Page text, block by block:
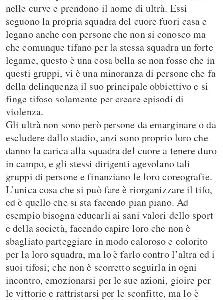
nelle curve e prendono il nome di ultrà. Essi
seguono la propria squadra del cuore fuori casa e
legano anche con persone che non si conosco ma
che comunque tifano per la stessa squadra un forte
legame, questo è una cosa bella se non fosse che in
questi gruppi, vi è una minoranza di persone che fa
della delinquenza il suo principale obbiettivo e si
finge tifoso solamente per creare episodi di
violenza.
Gli ultrà non sono però persone da emarginare o da
escludere dallo stadio, anzi sono proprio loro che
danno la carica alla squadra del cuore a tenere duro
in campo, e gli stessi dirigenti agevolano tali
gruppi di persone e finanziano le loro coreografie.
L’unica cosa che si può fare è riorganizzare il tifo,
ed è quello che si sta facendo pian piano. Ad
esempio bisogna educarli ai sani valori dello sport
e della società, facendo capire loro che non è
sbagliato parteggiare in modo caloroso e colorito
per la loro squadra, ma lo è farlo contro l’altra ed i
suoi tifosi; che non è scorretto seguirla in ogni
incontro, emozionarsi per le sue azioni, gioire per
le vittorie e rattristarsi per le sconfitte, ma lo è